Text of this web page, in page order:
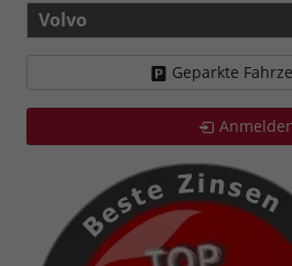
Volvo
Geparkte